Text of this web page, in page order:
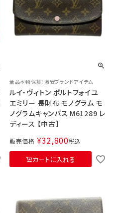
全品本物保証！激安ブランドアイテム
ルイ・ヴィトン ポルトフォイユ
エミリー 長財布 モノグラム モ
ノグラムキャンバス M61289 レ
ディース 【中古】
販売価格 ¥32,800税込
カートに入れる